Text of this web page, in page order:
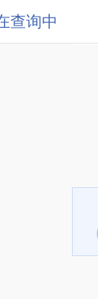
查询中